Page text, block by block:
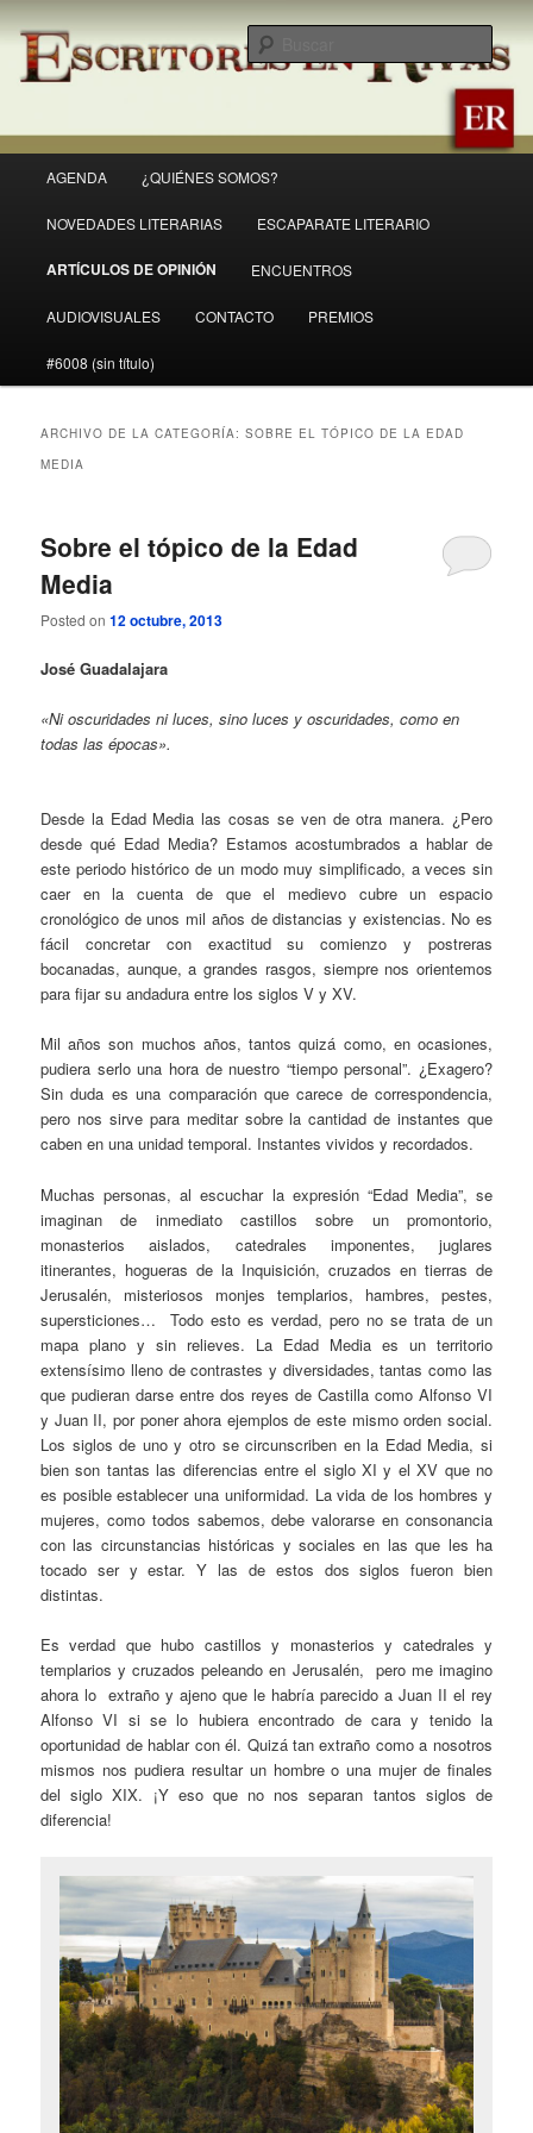
Ir
al
contenido
principal
Ir
al
contenido
secundario
Revista Escritores en Rivas
principal
AGENDA ¿QUIÉNES SOMOS?
NOVEDADES LITERARIAS ESCAPARATE LITERARIO
ARTÍCULOS DE OPINIÓN ENCUENTROS
AUDIOVISUALES CONTACTO PREMIOS
#6008 (sin título)
ARCHIVO DE LA CATEGORÍA:SOBRE EL TÓPICO DE LA EDAD
MEDIA
Sobre el tópico de la Edad
Media
Posted on12 octubre, 2013
José Guadalajara
«Ni oscuridades ni luces, sino luces y oscuridades, como en
todas las épocas».
Desde la Edad Media las cosas se ven de otra manera. ¿Pero
desde qué Edad Media? Estamos acostumbrados a hablar de
este periodo histórico de un modo muy simplificado, a veces sin
caer en la cuenta de que el medievo cubre un espacio
cronológico de unos mil años de distancias y existencias. No es
fácil concretar con exactitud su comienzo y postreras
bocanadas, aunque, a grandes rasgos, siempre nos orientemos
para fijar su andadura entre los siglos V y XV.
Mil años son muchos años, tantos quizá como, en ocasiones,
pudiera serlo una hora de nuestro “tiempo personal”. ¿Exagero?
Sin duda es una comparación que carece de correspondencia,
pero nos sirve para meditar sobre la cantidad de instantes que
caben en una unidad temporal. Instantes vividos y recordados.
Muchas personas, al escuchar la expresión “Edad Media”, se
imaginan de inmediato castillos sobre un promontorio,
monasterios aislados, catedrales imponentes, juglares
itinerantes, hogueras de la Inquisición, cruzados en tierras de
Jerusalén, misteriosos monjes templarios, hambres, pestes,
supersticiones… Todo esto es verdad, pero no se trata de un
mapa plano y sin relieves. La Edad Media es un territorio
extensísimo lleno de contrastes y diversidades, tantas como las
que pudieran darse entre dos reyes de Castilla como Alfonso VI
y Juan II, por poner ahora ejemplos de este mismo orden social.
Los siglos de uno y otro se circunscriben en la Edad Media, si
bien son tantas las diferencias entre el siglo XI y el XV que no
es posible establecer una uniformidad. La vida de los hombres y
mujeres, como todos sabemos, debe valorarse en consonancia
con las circunstancias históricas y sociales en las que les ha
tocado ser y estar. Y las de estos dos siglos fueron bien
distintas.
Es verdad que hubo castillos y monasterios y catedrales y
templarios y cruzados peleando en Jerusalén, pero me imagino
ahora lo extraño y ajeno que le habría parecido a Juan II el rey
Alfonso VI si se lo hubiera encontrado de cara y tenido la
oportunidad de hablar con él. Quizá tan extraño como a nosotros
mismos nos pudiera resultar un hombre o una mujer de finales
del siglo XIX. ¡Y eso que no nos separan tantos siglos de
diferencia!